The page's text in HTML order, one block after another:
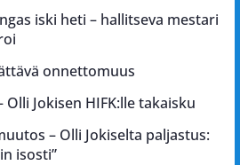
iski heti – hallitseva mestari
onnettomuus
Olli Jokisen HIFK:lle takaisku
– Olli Jokiselta paljastus:
isosti”